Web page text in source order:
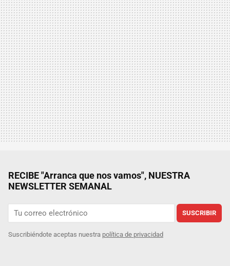
RECIBE "Arranca que nos vamos", NUESTRA
NEWSLETTER SEMANAL
SUSCRIBIR
Suscribiéndote aceptas nuestra política de privacidad